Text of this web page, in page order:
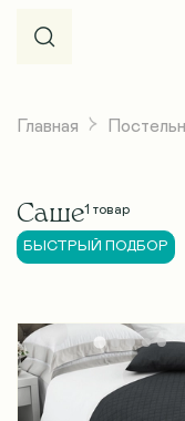
Главная
Саше1 товар
БЫСТРЫЙ ПОДБОР